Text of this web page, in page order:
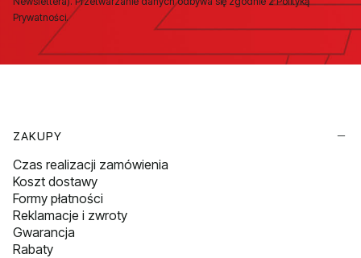
Prywatności.
ZAKUPY
Czas realizacji zamówienia
Koszt dostawy
Formy płatności
Reklamacje i zwroty
Gwarancja
Rabaty